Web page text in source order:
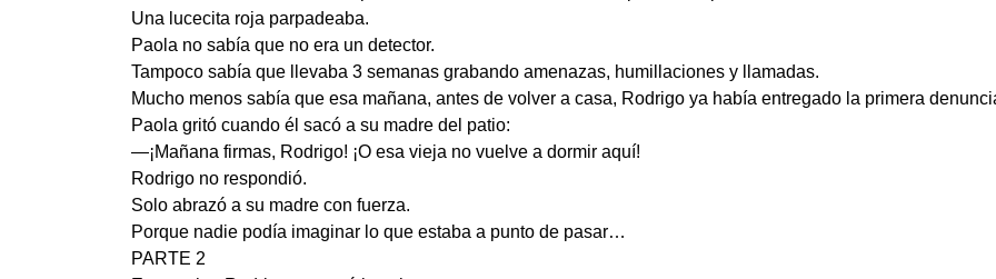
Una lucecita roja parpadeaba.
Paola no sabía que no era un detector.
Tampoco sabía que llevaba 3 semanas grabando amenazas, humillaciones y llamadas.
Mucho menos sabía que esa mañana, antes de volver a casa, Rodrigo ya había entregado la primera
Paola gritó cuando él sacó a su madre del patio:
—¡Mañana firmas, Rodrigo! ¡O esa vieja no vuelve a dormir aquí!
Rodrigo no respondió.
Solo abrazó a su madre con fuerza.
Porque nadie podía imaginar lo que estaba a punto de pasar…
PARTE 2